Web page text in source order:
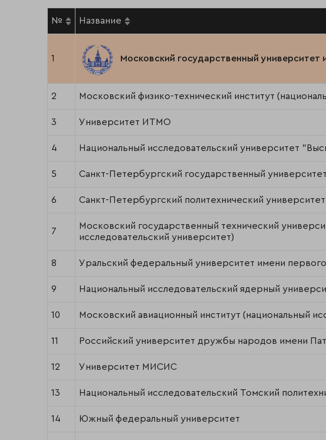
№ Название
1 Московский государственный
2 Московский физико-технический институт
3 Университет ИТМО
4 Национальный исследовательский университет
5 Санкт-Петербургский государственный университет
6 Санкт-Петербургский политехнический
7
Московский государственный технический
исследовательский университет)
8 Уральский федеральный университет имени
9 Национальный исследовательский ядерный
10 Московский авиационный институт (национальный
11 Российский университет дружбы народов имени
12 Университет МИСИС
13 Национальный исследовательский Томский
14 Южный федеральный университет